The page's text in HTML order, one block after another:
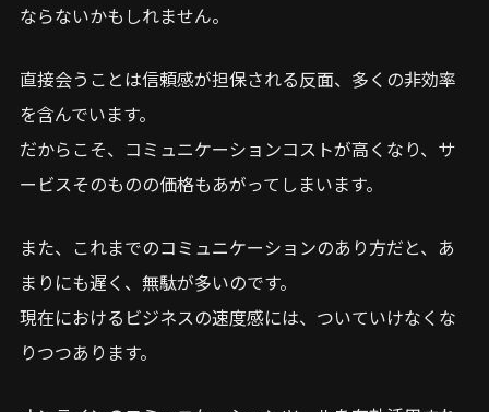
ならないかもしれません。
直接会うことは信頼感が担保される反面、多くの非効率
を含んでいます。
だからこそ、コミュニケーションコストが高くなり、サ
ービスそのものの価格もあがってしまいます。
また、これまでのコミュニケーションのあり方だと、あ
まりにも遅く、無駄が多いのです。
現在におけるビジネスの速度感には、ついていけなくな
りつつあります。